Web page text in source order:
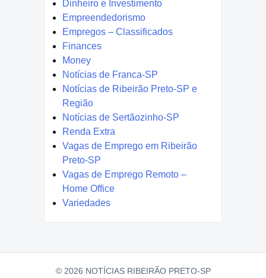
Dinheiro e Investimento
Empreendedorismo
Empregos – Classificados
Finances
Money
Notícias de Franca-SP
Notícias de Ribeirão Preto-SP e
Região
Notícias de Sertãozinho-SP
Renda Extra
Vagas de Emprego em Ribeirão
Preto-SP
Vagas de Emprego Remoto –
Home Office
Variedades
© 2026 NOTÍCIAS RIBEIRÃO PRETO-SP